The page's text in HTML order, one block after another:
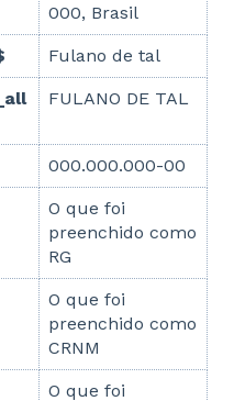
000, Brasil
Fulano de tal
FULANO DE TAL
000.000.000-00
O que foi
preenchido como
RG
O que foi
preenchido como
CRNM
O que foi